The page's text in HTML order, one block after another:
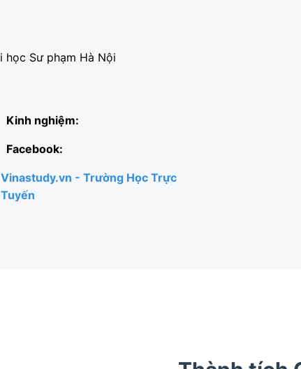
học Sư phạm Hà Nội
Kinh nghiệm:
Facebook:
Vinastudy.vn - Trường Học Trực
Tuyến